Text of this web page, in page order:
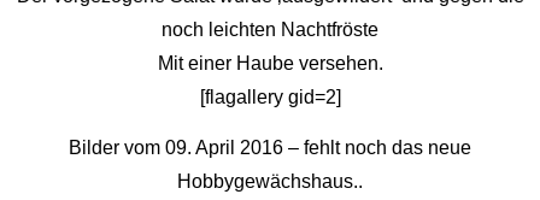
noch leichten Nachtfröste
Mit einer Haube versehen.
[flagallery gid=2]
Bilder vom 09. April 2016 – fehlt noch das neue
Hobbygewächshaus..